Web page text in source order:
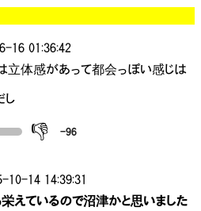
16 01:36:42
立体感があって都会っぽい感じは
し
👎 -96
10-14 14:39:31
えているので沼津かと思いました